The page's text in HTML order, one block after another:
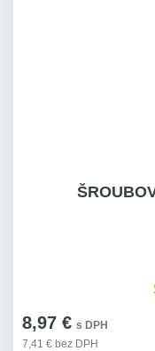
8,97 € s DPH
7,41 € bez DPH